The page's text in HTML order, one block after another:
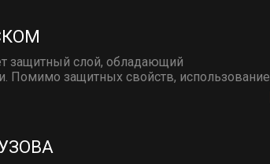
защитный слой, обладающий
Помимо защитных свойств, использование